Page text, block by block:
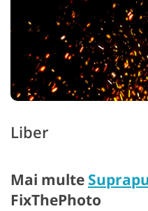
Liber
Mai multe
FixThePhoto